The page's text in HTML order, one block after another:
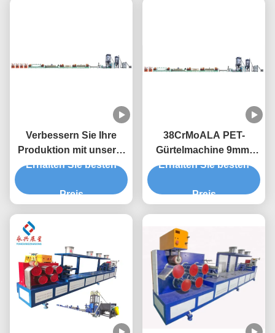
Verbessern Sie Ihre
Produktion mit unserer
hochleistungsfähigen
Erhalten Sie besten
Preis
38CrMoALA PET-
Gürtelmachine 9mm-
Gürtelbandmachine
Erhalten Sie besten
Preis